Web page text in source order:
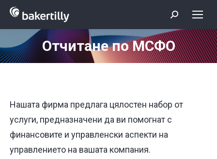
Search:
Отчитане по МСФО
You are here:
Нашата фирма предлага цялостен набор от
услуги, предназначени да ви помогнат с
финансовите и управленски аспекти на
управлението на вашата компания.